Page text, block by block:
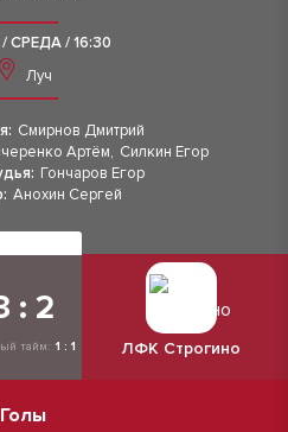
СРЕДА / 16:30
Луч
Смирнов Дмитрий
Артём, Силкин Егор
Гончаров Егор
Анохин Сергей
: 2
тайм: 1 : 1 ЛФК Строгино
Голы